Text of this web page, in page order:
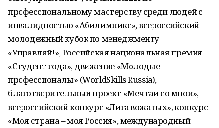
профессиональному мастерству среди людей с
инвалидностью «Абилимпикс», всероссийский
молодежный кубок по менеджменту
«Управляй!», Российская национальная премия
«Студент года», движение «Молодые
профессионалы» (WorldSkills Russia),
благотворительный проект «Мечтай со мной»,
всероссийский конкурс «Лига вожатых», конкурс
«Моя страна – моя Россия», международный